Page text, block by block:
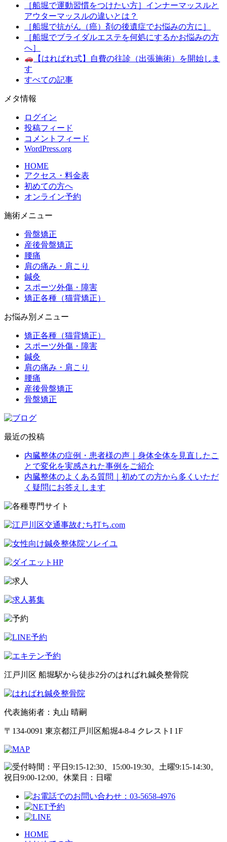
［船堀で運動習慣をつけたい方］インナーマッスルと
アウターマッスルの違いとは？
［船堀で抗がん（癌）剤の後遺症でお悩みの方に］
［船堀でブライダルエステを何処にするかお悩みの方
へ］
【はればれ式】自費の往診（出張施術）を開始しま
す
すべての記事
メタ情報
ログイン
投稿フィード
コメントフィード
WordPress.org
HOME
アクセス・料金表
初めての方へ
オンライン予約
施術メニュー
骨盤矯正
産後骨盤矯正
腰痛
肩の痛み・肩こり
鍼灸
スポーツ外傷・障害
矯正各種（猫背矯正）
お悩み別メニュー
矯正各種（猫背矯正）
スポーツ外傷・障害
鍼灸
肩の痛み・肩こり
腰痛
産後骨盤矯正
骨盤矯正
最近の投稿
内臓整体の症例・患者様の声｜身体全体を見直したこ
とで変化を実感された事例をご紹介
内臓整体のよくある質問｜初めての方から多くいただ
く疑問にお答えします
江戸川区 船堀駅から徒歩2分のはればれ鍼灸整骨院
代表施術者：丸山 晴嗣
〒134-0091 東京都江戸川区船堀4-8-4 クレストI 1F
HOME